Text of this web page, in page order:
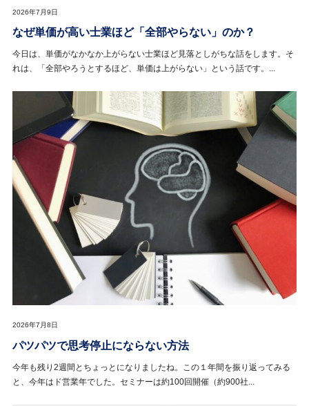
2026年7月9日
なぜ単価が高い士業ほど「全部やらない」のか？
今日は、単価がなかなか上がらない士業ほど見落としがちな話をします。そ
れは、「全部やろうとするほど、単価は上がらない」という話です。...
2026年7月8日
パツパツで思考停止にならない方法
今年も残り2週間とちょっとになりましたね。この１年間を振り返ってみる
と、今年はド営業年でした。セミナーは約100回開催（約900社...